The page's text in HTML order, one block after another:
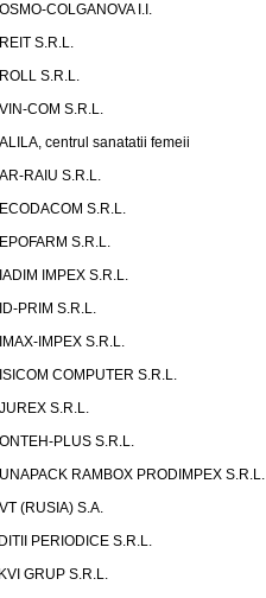
COLGANOVA I.I.
S.R.L.
S.R.L.
COM S.R.L.
centrul sanatatii femeii
RAIU S.R.L.
S.R.L.
S.R.L.
IMPEX S.R.L.
PRIM S.R.L.
IMPEX S.R.L.
COMPUTER S.R.L.
S.R.L.
PLUS S.R.L.
RAMBOX PRODIMPEX S.R.L.
(RUSIA) S.A.
PERIODICE S.R.L.
GRUP S.R.L.